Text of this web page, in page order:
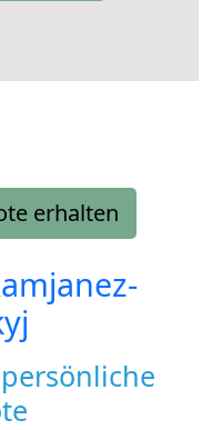
erhalten